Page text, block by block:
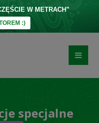
W METRACH”
:)
specjalne